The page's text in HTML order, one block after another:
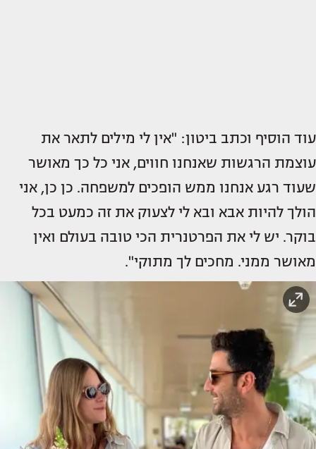
עוד הוסיף וכתב ביטון: "אין לי מילים לתאר את
עוצמת הרגשות שאנחנו חווים, אני כל כך מאושר
שעוד רגע אנחנו ממש הופכים למשפחה. כן כן, אני
הולך להיות אבא ובא לי לצעוק את זה כמעט בכל
בוקר. יש לי את הפרטנרית הכי טובה בעולם ואין
מאושר ממני. מחכים לך מתוקי".